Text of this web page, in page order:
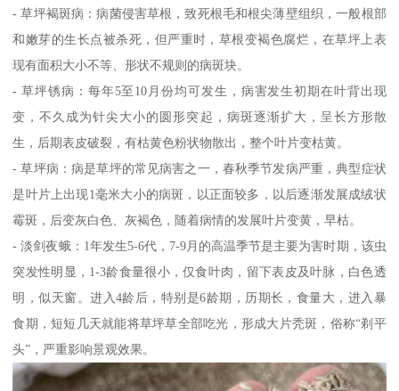
- 草坪褐斑病：病菌侵害草根，致死根毛和根尖薄壁组织，一般根部
和嫩芽的生长点被杀死，但严重时，草根变褐色腐烂，在草坪上表
现有面积大小不等、形状不规则的病斑块。
- 草坪锈病：每年5至10月份均可发生，病害发生初期在叶背出现
变，不久成为针尖大小的圆形突起，病斑逐渐扩大，呈长方形散
生，后期表皮破裂，有枯黄色粉状物散出，整个叶片变枯黄。
- 草坪病：病是草坪的常见病害之一，春秋季节发病严重，典型症状
是叶片上出现1毫米大小的病斑，以正面较多，以后逐渐发展成绒状
霉斑，后变灰白色、灰褐色，随着病情的发展叶片变黄，早枯。
- 淡剑夜蛾：1年发生5-6代，7-9月的高温季节是主要为害时期，该虫
突发性明显，1-3龄食量很小，仅食叶肉，留下表皮及叶脉，白色透
明，似天窗。进入4龄后，特别是6龄期，历期长，食量大，进入暴
食期，短短几天就能将草坪草全部吃光，形成大片秃斑，俗称“剃平
头”，严重影响景观效果。